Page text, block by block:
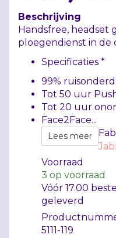
Beschrijving
Handsfree, headset
ploegendienst in de
Specificaties *
99%
Tot 50 uur
Tot 20 uur
Face2Face...
Lees meer
Voorraad
3 op voorraad
Vóór 17.00
geleverd
5111-119